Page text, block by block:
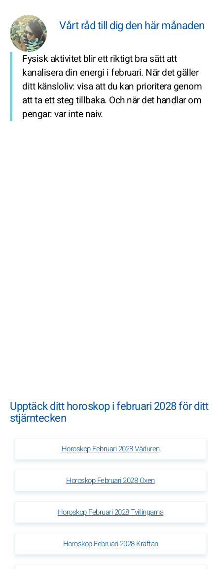
Vårt råd till dig den här månaden
Fysisk aktivitet blir ett riktigt bra sätt att
kanalisera din energi i februari. När det gäller
ditt känsloliv: visa att du kan prioritera genom
att ta ett steg tillbaka. Och när det handlar om
pengar: var inte naiv.
Upptäck ditt horoskop i februari 2028 för ditt
stjärntecken
Horoskop Februari 2028 Väduren
Horoskop Februari 2028 Oxen
Horoskop Februari 2028 Tvillingarna
Horoskop Februari 2028 Kräftan